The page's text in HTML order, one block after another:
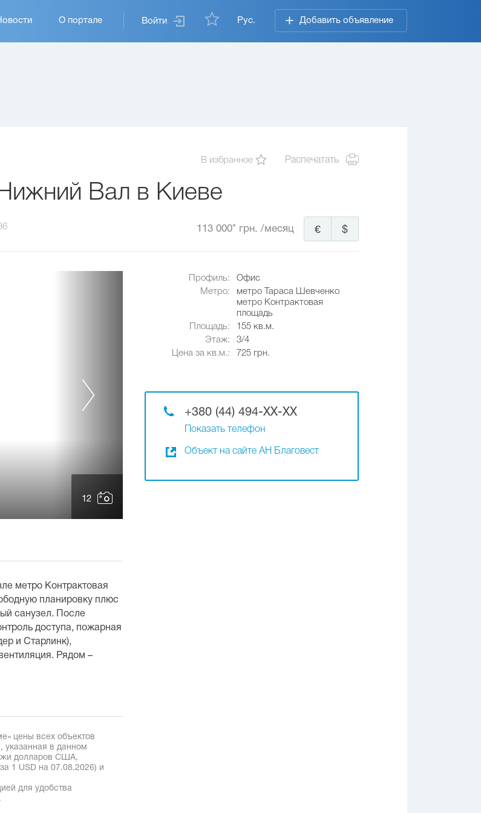
Войти Рус. Добавить объявление
О портале
В избранное Распечатать
Вал в Киеве
113 000* грн. /месяц $
€
12
Профиль:
Офис
Метро:
метро Тараса Шевченко
метро Контрактовая
площадь
Площадь:
155 кв.м.
Этаж:
3/4
Цена за кв.м.:
725 грн.
+380 (44) 494-XX-XX
Показать телефон
Объект на сайте АН Благовест
метро Контрактовая
планировку плюс
санузел. После
доступа, пожарная
и Старлинк),
Рядом –
цены всех объектов
указанная в данном
долларов США,
1 USD на 07.08.2026) и
для удобства